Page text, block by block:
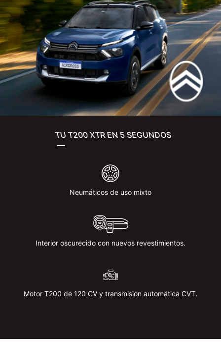
TU T200 XTR EN 5 SEGUNDOS
Neumáticos de uso mixto
Interior oscurecido con nuevos revestimientos.
Motor T200 de 120 CV y ​​transmisión automática CVT.